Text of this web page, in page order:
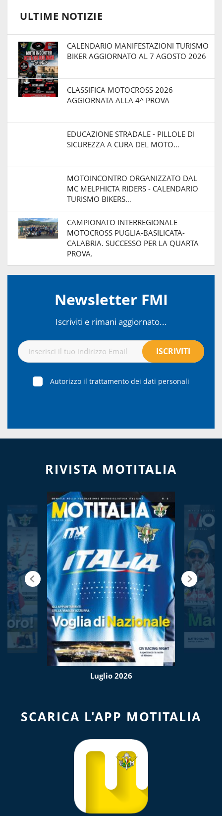
ULTIME NOTIZIE
CALENDARIO MANIFESTAZIONI TURISMO
BIKER AGGIORNATO AL 7 AGOSTO 2026
CLASSIFICA MOTOCROSS 2026
AGGIORNATA ALLA 4^ PROVA
EDUCAZIONE STRADALE - PILLOLE DI
SICUREZZA A CURA DEL MOTO…
MOTOINCONTRO ORGANIZZATO DAL
MC MELPHICTA RIDERS - CALENDARIO
TURISMO BIKERS…
CAMPIONATO INTERREGIONALE
MOTOCROSS PUGLIA-BASILICATA-
CALABRIA. SUCCESSO PER LA QUARTA
PROVA.
Newsletter FMI
Iscriviti e rimani aggiornato...
Autorizzo il trattamento dei dati personali
RIVISTA MOTITALIA
Luglio 2026
SCARICA L'APP MOTITALIA